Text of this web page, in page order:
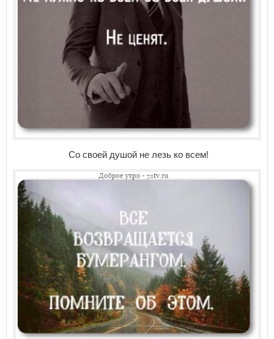
Со своей душой не лезь ко всем!